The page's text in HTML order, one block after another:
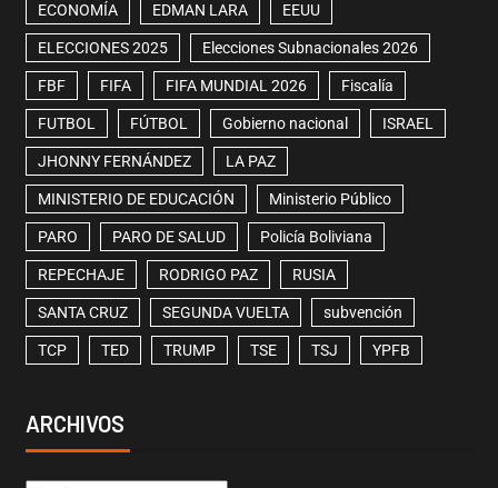
ECONOMÍA EDMAN LARA EEUU
ELECCIONES 2025 Elecciones Subnacionales 2026
FBF FIFA FIFA MUNDIAL 2026 Fiscalía
FUTBOL FÚTBOL Gobierno nacional ISRAEL
JHONNY FERNÁNDEZ LA PAZ
MINISTERIO DE EDUCACIÓN Ministerio Público
PARO PARO DE SALUD Policía Boliviana
REPECHAJE RODRIGO PAZ RUSIA
SANTA CRUZ SEGUNDA VUELTA subvención
TCP TED TRUMP TSE TSJ YPFB
ARCHIVOS